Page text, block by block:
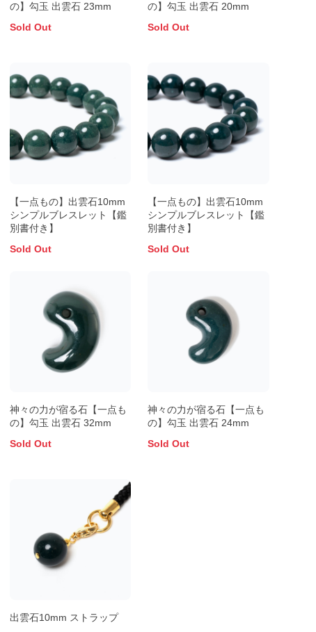
の】勾玉 出雲石 23mm
Sold Out
の】勾玉 出雲石 20mm
Sold Out
【一点もの】出雲石10mm
シンプルブレスレット【鑑
別書付き】
Sold Out
【一点もの】出雲石10mm
シンプルブレスレット【鑑
別書付き】
Sold Out
神々の力が宿る石【一点も
の】勾玉 出雲石 32mm
Sold Out
神々の力が宿る石【一点も
の】勾玉 出雲石 24mm
Sold Out
出雲石10mm ストラップ